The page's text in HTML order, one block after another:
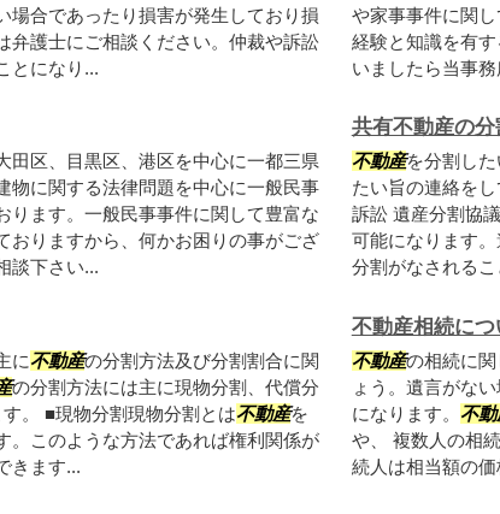
場合であったり損害が発生しており損
弁護士にご相談ください。仲裁や訴訟
とになり...
や家事事件に関
経験と知識を有
いましたら当事
田区、目黒区、港区を中心に一都三県
物に関する法律問題を中心に一般民事
ります。一般民事事件に関して豊富な
おりますから、何かお困りの事がござ
談下さい...
共有不動産の
不動産を分割し
たい旨の連絡を
訴訟 遺産分割協
可能になります
分割がなされる
に不動産の分割方法及び分割割合に関
の分割方法には主に現物分割、代償分
。 ■現物分割現物分割とは不動産を
。このような方法であれば権利関係が
きます...
不動産相続につ
不動産の相続に
ょう。遺言がな
になります。 不動
や、 複数人の相
続人は相当額の価